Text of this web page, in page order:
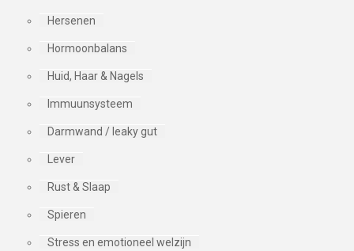
Hersenen
Hormoonbalans
Huid, Haar & Nagels
Immuunsysteem
Darmwand / leaky gut
Lever
Rust & Slaap
Spieren
Stress en emotioneel welzijn